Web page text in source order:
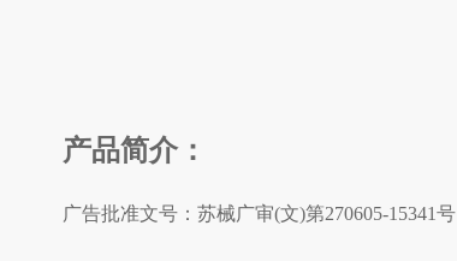
产品简介：
广告批准文号： 苏械广审(文)第270605-15341号